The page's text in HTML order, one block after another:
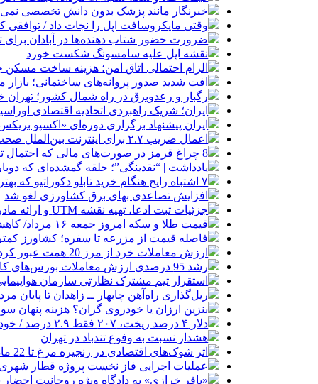
خبرنگار مانند پزشک بدون دانش تخصصی
وقتی مایکروسافت اپل را نجات داد /
ضرورت حضور شتاب ‌دهنده‌ها در آبادان
نقشه اپل علیه سامسونگ شکست خورد
الزام احتمالی اتاق امن؛ هزینه ساخت مسکن
افت شدید صدور پروانه‌های ساختمانی؛
رگبار و رعدوبرق در راه شمال کشور؛
ایران؛ شریک راهبردی اتحادیه اقتصادی
ایران پیشنهاد برگزاری دوره‌ای «اکسپو
اعمال ضریب ۲.۷ برای اینترنت بین‌الملل صحت دارد؟ / واکنش سازمان تنظیم مقررات
8 چراغ قرمز در صورت‌های مالی که احتمال تقلب را آشکار می‌کند
یادداشت | “نقدینگی”؛ حلقه گمشده‌ای که
۷ اشتباه رایج هنگام خرید تابلو دکوراتیو که بهتر است مرتکب نشوید
افزایش تصاعدی بهای برق کشاورزی لغو شد
جزئیات ثبت ادعا، تهیه نقشه UTM و ارائه مادر سند اعلام شد
قیمت طلا و سکه امروز جمعه ۱۶ مرداد/ کاهش قیمت ها+ جدول و جزییات
فاصله قیمت از مزرعه تا سفره؛ کشاورز
ارزش معاملات خرد از مرز 20 همت عبور کرد
رشد 95 درصدی ارزش معاملات بورس‌های کالایی
استقرار تیم مشترک نظارتی سازمان
ریل‌گذاری راه‌آهن چابهار ــ زاهدان تا پایان
بنزین ارزان یا خودروی گران؟ هزینه
دلار ۴ درصد ریخت، ۲۰۷ فقط ۲.۹ درصد / خودرو زیر فشار دلار کوتاه می‌آید؟
هشدار نسبت به وفوع تندباد در تهران
اثر شوک‌های اقتصادی در زنجیره مرغ تا 22 ماه باقی می‌ماند
عملیات اجرایی فاز نخست پروژه قطار
«باقر خرازی» به دادگاه ویژه روحانیت